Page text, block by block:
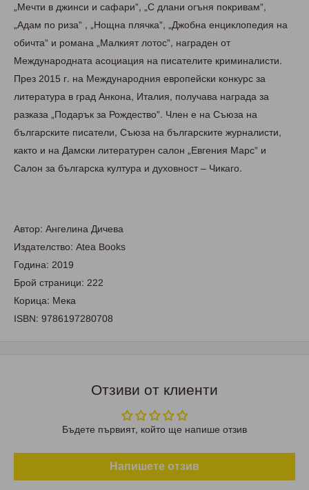
„Мечти в джинси и сафари”, „С длани огъня покривам”,
„Адам по риза” , „Нощна плячка”, „Джобна енциклопедия на
обичта” и романа „Малкият лотос”, награден от
Международната асоциация на писателите криминалисти.
През 2015 г. на Международния европейски конкурс за
литература в град Анкона, Италия, получава награда за
разказа „Подарък за Рождество”. Член е на Съюза на
българските писатели, Съюза на българските журналисти,
както и на Дамски литературен салон „Евгения Марс” и
Салон за българска култура и духовност – Чикаго.
Автор: Ангелина Дичева
Издателство: Atea Books
Година: 2019
Брой страници: 222
Корица: Мека
ISBN: 9786197280708
Отзиви от клиенти
Бъдете първият, който ще напише отзив
Напишете отзив